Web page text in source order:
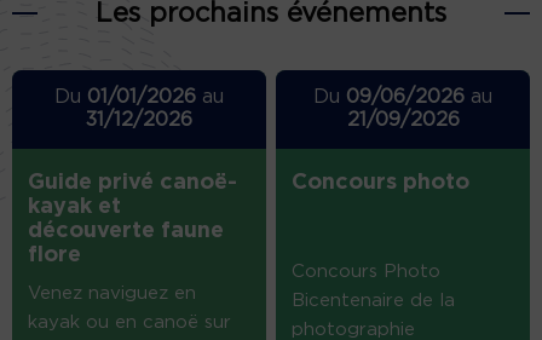
Les prochains événements
Du 01/01/2026au
31/12/2026
Guide privé canoë-
kayak et
découverte faune
flore
Venez naviguez en
kayak ou en canoë sur
Du 09/06/2026 au
21/09/2026
Concours photo
Concours Photo
Bicentenaire de la
photographie